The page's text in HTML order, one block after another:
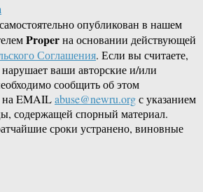
опубликован в нашем
Properна основании действующей
Соглашения. Если вы считаете,
ваши авторские и/или
сообщить об этом
на EMAILabuse@newru.orgс указанием
содержащей спорный материал.
сроки устранено, виновные